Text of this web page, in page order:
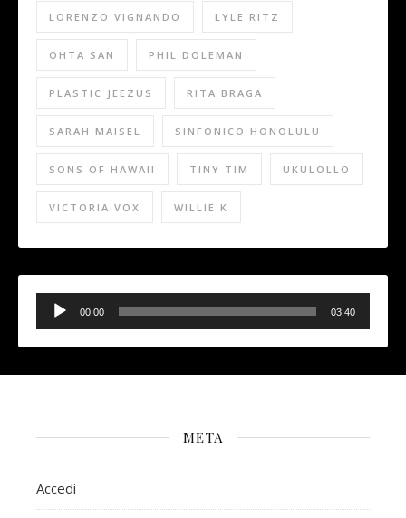
LORENZO VIGNANDO LYLE RITZ
OHTA SAN PHIL DOLEMAN
PLASTIC JEEZUS RITA BRAGA
SARAH MAISEL SINFONICO HONOLULU
SONS OF HAWAII TINY TIM UKULOLLO
VICTORIA VOX WILLIE K
Audio
Player
00:00 03:40
META
Accedi